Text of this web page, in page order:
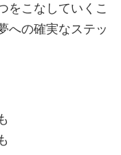
をこなしていくこ
への確実なステッ